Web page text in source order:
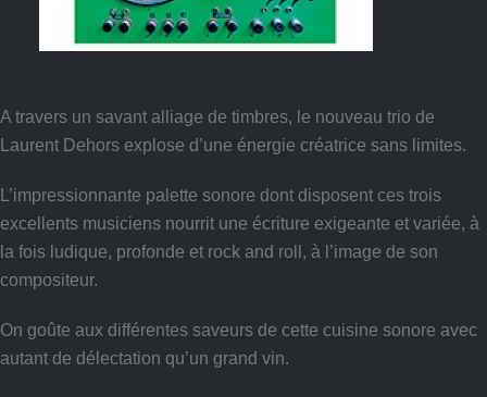
A travers un savant alliage de timbres, le nouveau trio de
Laurent Dehors explose d’une énergie créatrice sans limites.
L’impressionnante palette sonore dont disposent ces trois
excellents musiciens nourrit une écriture exigeante et variée, à
la fois ludique, profonde et rock and roll, à l’image de son
compositeur.
On goûte aux différentes saveurs de cette cuisine sonore avec
autant de délectation qu’un grand vin.